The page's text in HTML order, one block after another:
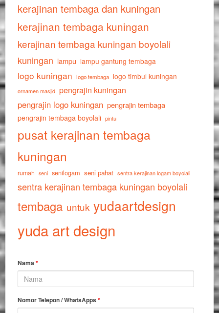
kerajinan tembaga dan kuningan
kerajinan tembaga kuningan
kerajinan tembaga kuningan boyolali
kuningan lampu lampu gantung tembaga
logo kuningan logo tembaga logo timbul kuningan
ornamen masjid pengrajin kuningan
pengrajin logo kuningan pengrajin tembaga
pengrajin tembaga boyolali pintu
pusat kerajinan tembaga
kuningan
rumah seni senilogam seni pahat sentra kerajinan logam boyolali
sentra kerajinan tembaga kuningan boyolali
tembaga untuk yudaartdesign
yuda art design
Nama*
Nomor Telepon / WhatsApps*